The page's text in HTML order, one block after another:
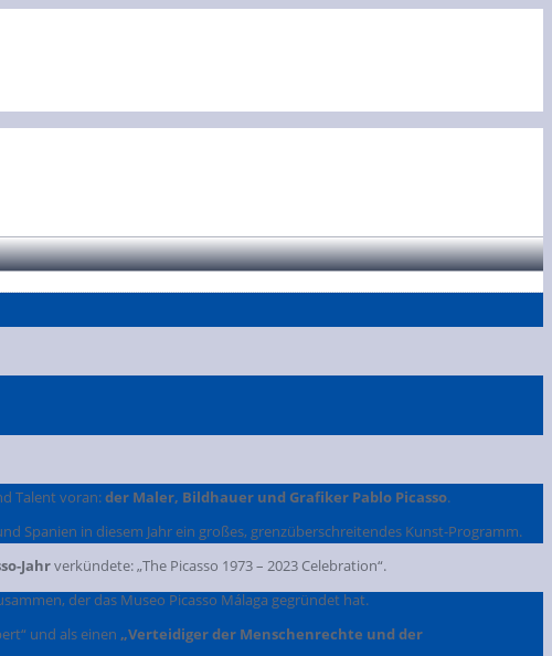
Talent voran:der Maler, Bildhauer und Grafiker Pablo Picasso.
Spanien in diesem Jahr ein großes, grenzüberschreitendes Kunst-Programm.
Jahrverkündete: „The Picasso 1973 – 2023 Celebration“.
der das Museo Picasso Málaga gegründet hat.
und als einen „Verteidiger der Menschenrechte und der